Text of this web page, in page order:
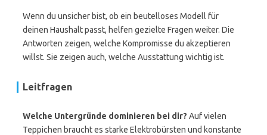
Wenn du unsicher bist, ob ein beutelloses Modell für
deinen Haushalt passt, helfen gezielte Fragen weiter. Die
Antworten zeigen, welche Kompromisse du akzeptieren
willst. Sie zeigen auch, welche Ausstattung wichtig ist.
Leitfragen
Welche Untergründe dominieren bei dir? Auf vielen
Teppichen braucht es starke Elektrobürsten und konstante